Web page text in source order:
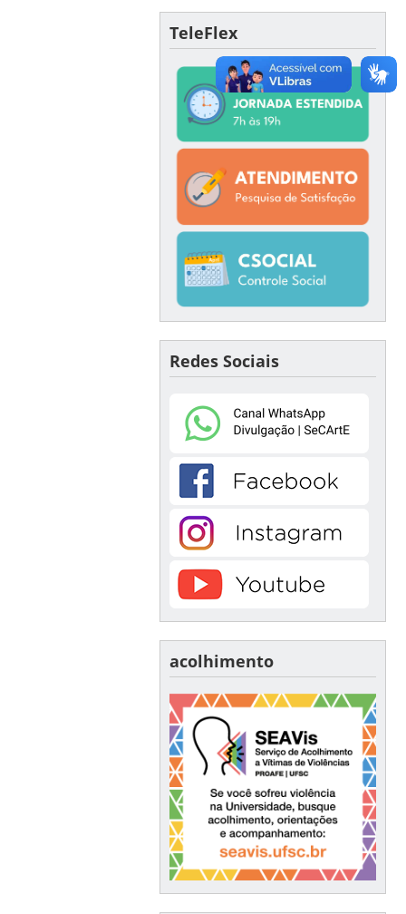
TeleFlex
Redes Sociais
acolhimento